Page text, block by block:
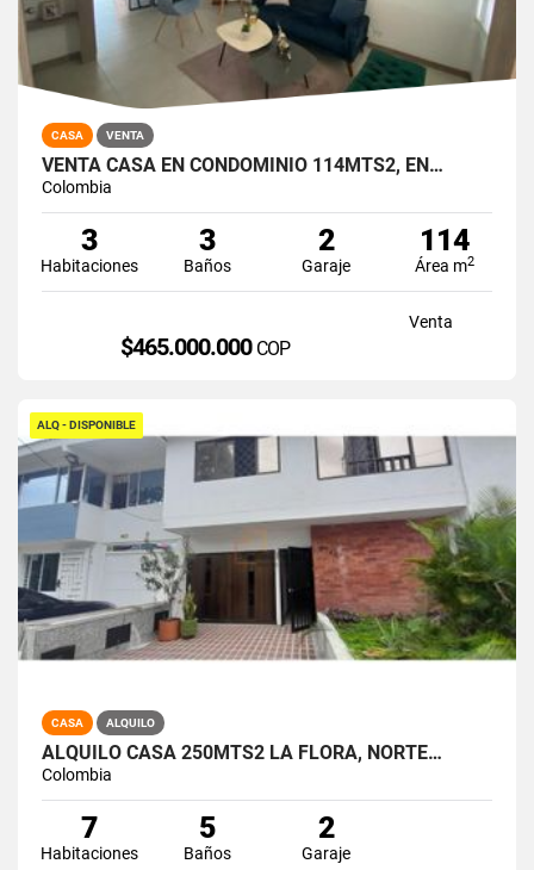
CASA VENTA
VENTA CASA EN CONDOMINIO 114MTS2, EN…
Colombia
3
Habitaciones
3
Baños
2
Garaje
114
Área m2
Venta
$465.000.000 COP
ALQ - DISPONIBLE
CASA ALQUILO
ALQUILO CASA 250MTS2 LA FLORA, NORTE…
Colombia
7
Habitaciones
5
Baños
2
Garaje